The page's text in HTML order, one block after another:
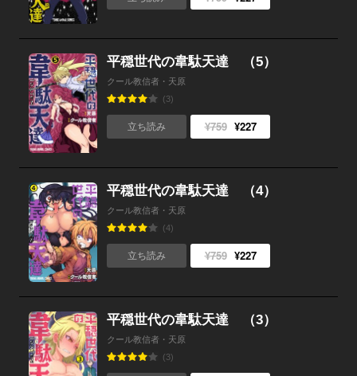
平穏世代の韋駄天達 （5）
クール教信者・天原
(3)
立ち読み ¥759 ¥227
平穏世代の韋駄天達 （4）
クール教信者・天原
(4)
立ち読み ¥759 ¥227
平穏世代の韋駄天達 （3）
クール教信者・天原
(3)